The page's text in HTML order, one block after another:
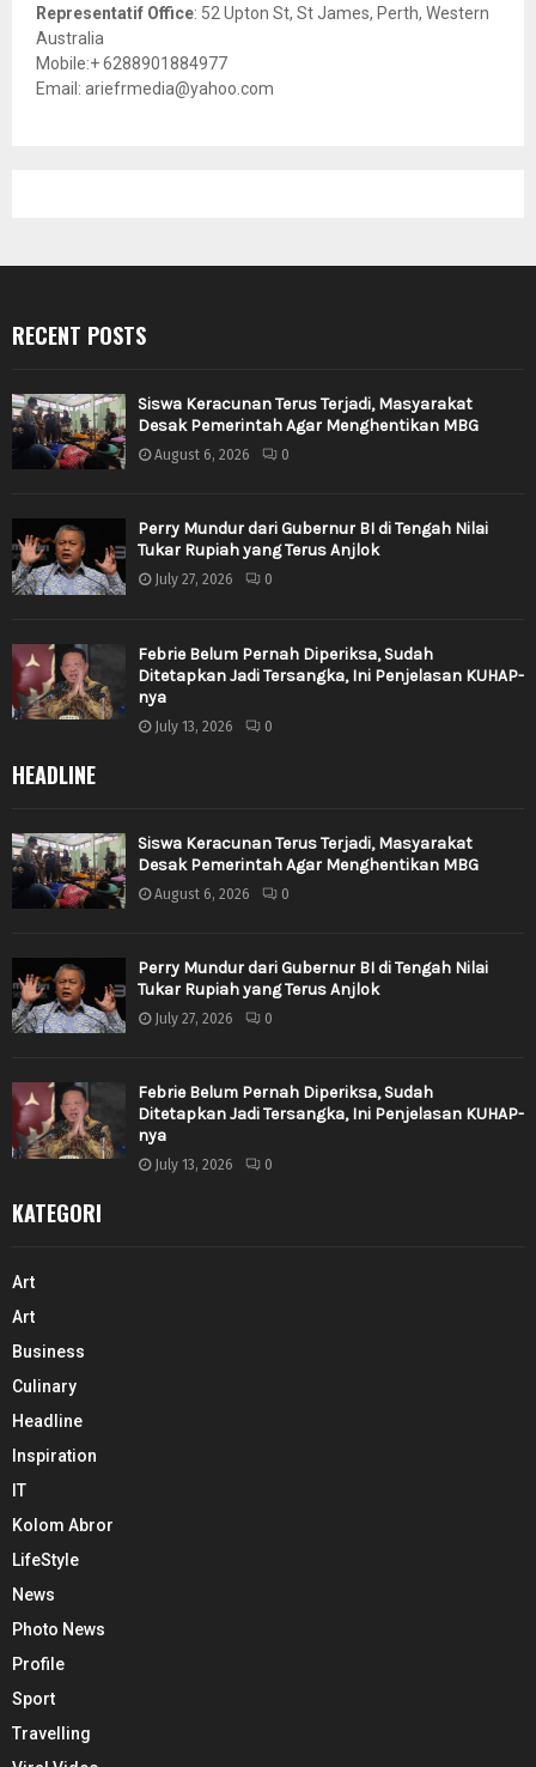
Representatif Office: 52 Upton St, St James, Perth, Western
Australia
Mobile:+ 6288901884977
Email: ariefrmedia@yahoo.com
RECENT POSTS
Siswa Keracunan Terus Terjadi, Masyarakat
Desak Pemerintah Agar Menghentikan MBG
August 6, 2026 0
Perry Mundur dari Gubernur BI di Tengah Nilai
Tukar Rupiah yang Terus Anjlok
July 27, 2026 0
Febrie Belum Pernah Diperiksa, Sudah
Ditetapkan Jadi Tersangka, Ini Penjelasan KUHAP-
nya
July 13, 2026 0
HEADLINE
Siswa Keracunan Terus Terjadi, Masyarakat
Desak Pemerintah Agar Menghentikan MBG
August 6, 2026 0
Perry Mundur dari Gubernur BI di Tengah Nilai
Tukar Rupiah yang Terus Anjlok
July 27, 2026 0
Febrie Belum Pernah Diperiksa, Sudah
Ditetapkan Jadi Tersangka, Ini Penjelasan KUHAP-
nya
July 13, 2026 0
KATEGORI
Art
Art
Business
Culinary
Headline
Inspiration
IT
Kolom Abror
LifeStyle
News
Photo News
Profile
Sport
Travelling